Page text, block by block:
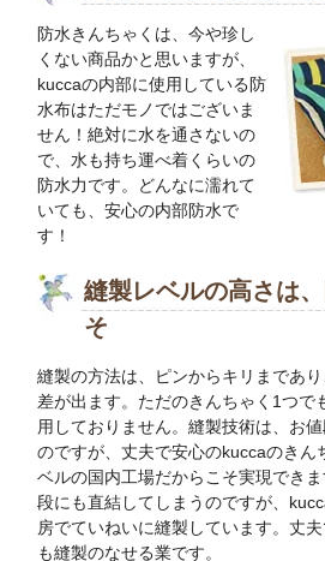
防水きんちゃくは、今や珍し
くない商品かと思いますが、
kuccaの内部に使用している防
水布はただモノではございま
せん！絶対に水を通さないの
で、水も持ち運べ着くらいの
防水力です。どんなに濡れて
いても、安心の内部防水で
す！
縫製レベルの高さは
そ
縫製の方法は、ピンからキリまであ
差が出ます。ただのきんちゃく1つで
用しておりません。縫製技術は、お
のですが、丈夫で安心のkuccaのきん
ベルの国内工場だからこそ実現でき
段にも直結してしまうのですが、
房でていねいに縫製しています。丈
も縫製のなせる業です。